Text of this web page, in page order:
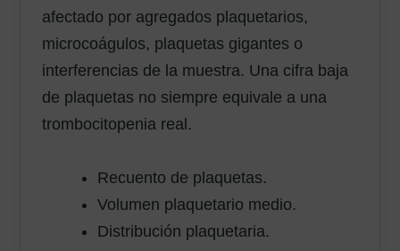
afectado por agregados plaquetarios,
microcoágulos, plaquetas gigantes o
interferencias de la muestra. Una cifra baja
de plaquetas no siempre equivale a una
trombocitopenia real.
Recuento de plaquetas.
Volumen plaquetario medio.
Distribución plaquetaria.